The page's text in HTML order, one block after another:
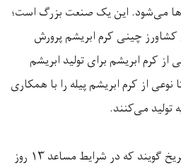
می‌شود. این یک صنعت بزرگ است؛
کشاورز چینی کرم ابریشم پرورش
کرم ابریشم برای تولید ابریشم
نوعی از کرم ابریشم پیله را با همکاری
تولید می‌کنند.
گویند که در شرایط مساعد۱۳ روز